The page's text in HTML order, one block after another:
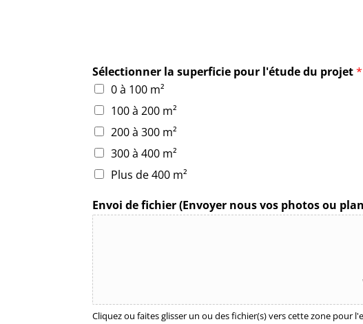
Sélectionner la superficie pour l'étude du projet*
0 à 100 m²
100 à 200 m²
200 à 300 m²
300 à 400 m²
Plus de 400 m²
Envoi de fichier (Envoyer nous vos photos ou
Cliquez ou faites glisser un ou des fichier(s) vers cette zone pour